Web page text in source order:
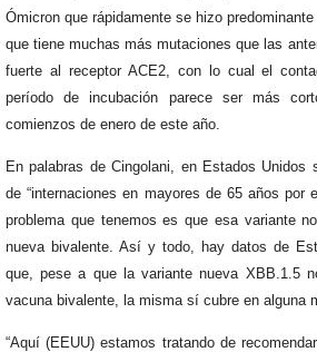
Ómicron que rápidamente se hizo
que tiene muchas más mutaciones que las
fuerte al receptor ACE2, con lo cual el
período de incubación parece ser más
comienzos de enero de este año.
En palabras de Cingolani, en Estados Unidos
de “internaciones en mayores de 65 años por
problema que tenemos es que esa variante
nueva bivalente. Así y todo, hay datos de
que, pese a que la variante nueva XBB.1.5
vacuna bivalente, la misma sí cubre en alguna
“Aquí (EEUU) estamos tratando de